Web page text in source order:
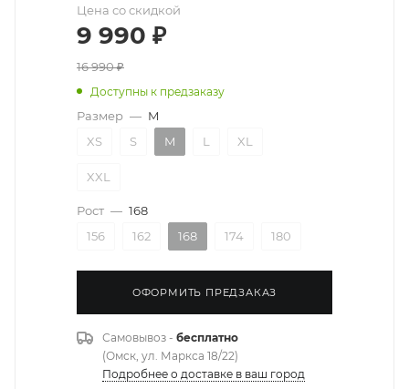
Цена со скидкой
9 990 ₽
16 990₽
Доступны к предзаказу
Размер — M
XS
S M L XL
XXL
Рост — 168
156
162 168 174 180
ОФОРМИТЬ ПРЕДЗАКАЗ
Самовывоз - бесплатно
(Омск, ул. Маркса 18/22)
Подробнее о доставке в ваш город